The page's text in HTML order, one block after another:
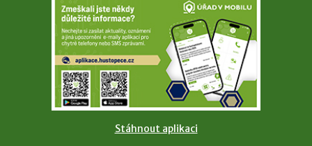
Stáhnout aplikaci